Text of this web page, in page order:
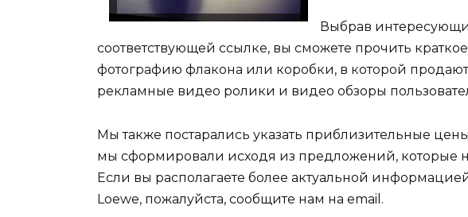
Выбрав
соответствующей ссылке, вы сможете прочить
фотографию флакона или коробки, в которой
рекламные видео ролики и видео обзоры
Мы также постарались указать приблизительные
мы сформировали исходя из предложений, которые
Если вы располагаете более актуальной
Loewe, пожалуйста, сообщите нам на email.